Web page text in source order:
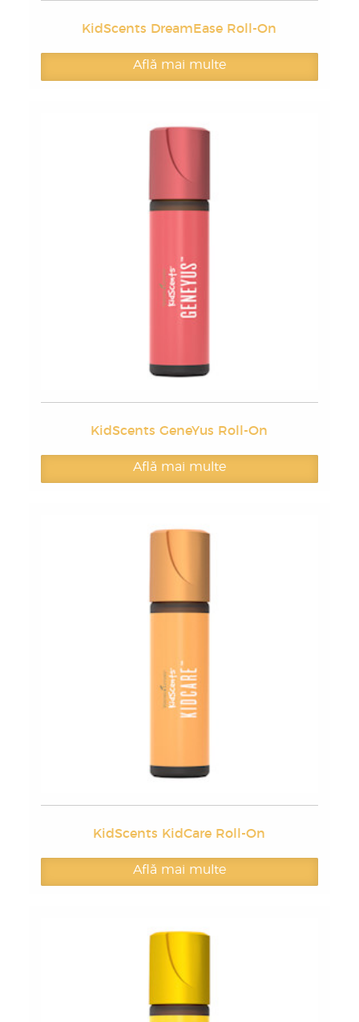
KidScents DreamEase Roll-On
Află mai multe
KidScents GeneYus Roll-On
Află mai multe
KidScents KidCare Roll-On
Află mai multe